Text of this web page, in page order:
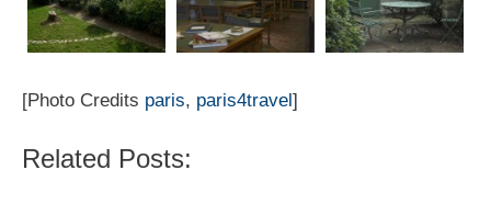
[Photo Credits paris, paris4travel ]
Related Posts: